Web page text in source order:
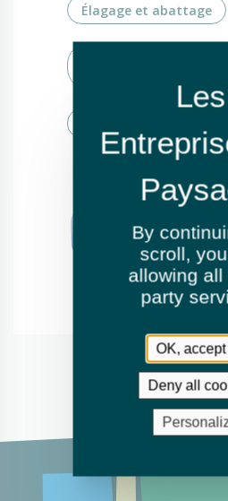
Élagage et abattage
By
scroll,
allowing all
party
OK,
Deny all